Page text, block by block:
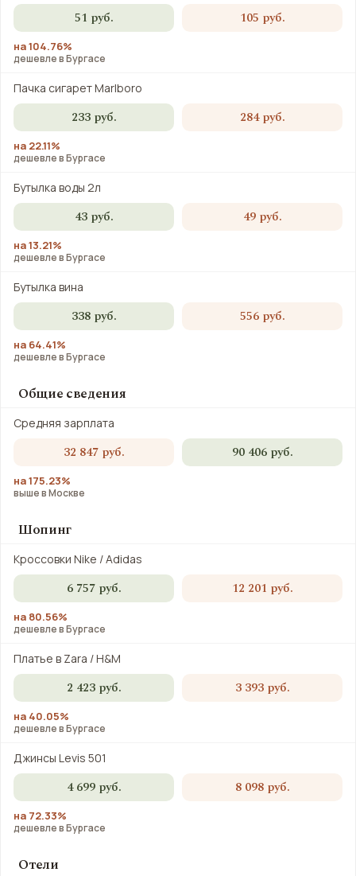
51 руб. 105 руб.
на 104.76%
дешевле в Бургасе
Пачка сигарет Marlboro
233 руб. 284 руб.
на 22.11%
дешевле в Бургасе
Бутылка воды 2л
43 руб. 49 руб.
на 13.21%
дешевле в Бургасе
Бутылка вина
338 руб. 556 руб.
на 64.41%
дешевле в Бургасе
Общие сведения
Средняя зарплата
32 847 руб. 90 406 руб.
на 175.23%
выше в Москве
Шопинг
Кроссовки Nike / Adidas
6 757 руб. 12 201 руб.
на 80.56%
дешевле в Бургасе
Платье в Zara / H&M
2 423 руб. 3 393 руб.
на 40.05%
дешевле в Бургасе
Джинсы Levis 501
4 699 руб. 8 098 руб.
на 72.33%
дешевле в Бургасе
Отели